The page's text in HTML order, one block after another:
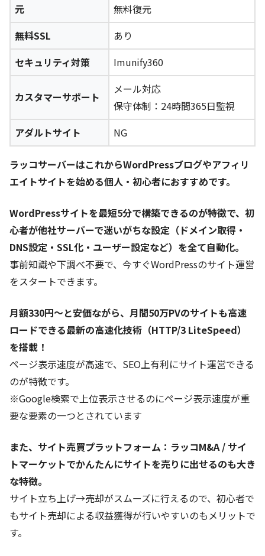
元
無料復元
無料SSL
あり
セキュリティ対策
Imunify360
カスタマーサポート
メール対応
保守体制：24時間365日監視
アダルトサイト
NG
ラッコサーバーはこれからWordPressブログやアフィリ
エイトサイトを始める個人・初心者におすすめです。
WordPressサイトを最短5分で構築できるのが特徴で、初
心者が他社サーバーで迷いがちな設定（ドメイン取得・
DNS設定・SSL化・ユーザー設定など）を全て自動化。
事前知識や下調べ不要で、今すぐWordPressのサイト運営
をスタートできます。
月額330円～と安価ながら、月間50万PVのサイトも高速
ロードできる最新の高速化技術（HTTP/3 LiteSpeed）
を搭載！
ページ表示速度が高速で、SEO上有利にサイト運営できる
のが特徴です。
※Google検索で上位表示させるのにページ表示速度が重
要な要素の一つとされています
また、サイト売買プラットフォーム：ラッコM&A / サイ
トマーケットでかんたんにサイトを売りに出せるのも大き
な特徴。
サイト立ち上げ→売却がスムーズに行えるので、初心者で
もサイト売却による収益獲得が行いやすいのもメリットで
す。